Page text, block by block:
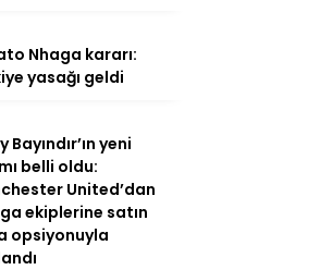
Nhaga kararı:
yasağı geldi
Bayındır’ın yeni
belli oldu:
United’dan
ekiplerine satın
opsiyonuyla